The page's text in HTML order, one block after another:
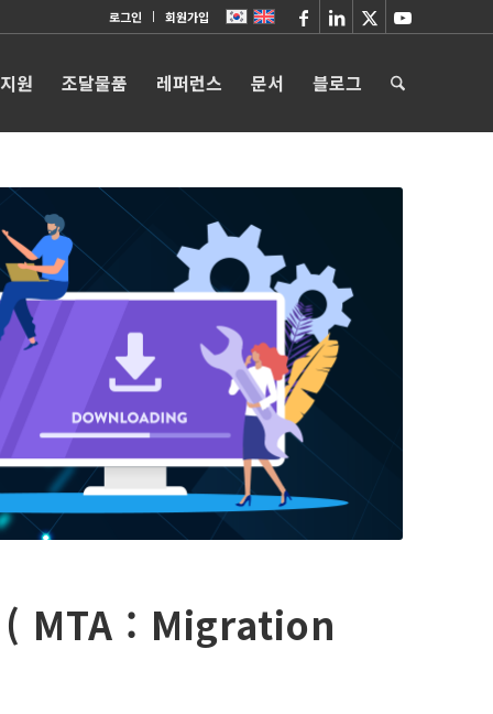
로그인 회원가입
원 조달물품 레퍼런스 문서 블로그
( MTA : Migration